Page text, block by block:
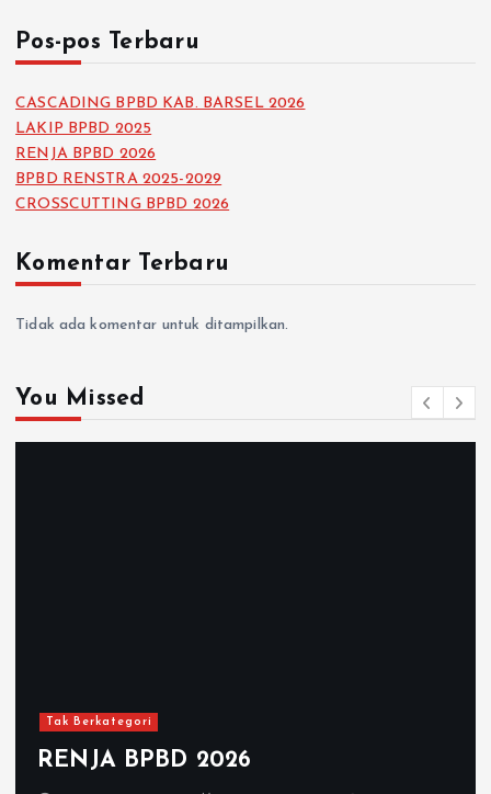
Pos-pos Terbaru
CASCADING BPBD KAB. BARSEL 2026
LAKIP BPBD 2025
RENJA BPBD 2026
BPBD RENSTRA 2025-2029
CROSSCUTTING BPBD 2026
Komentar Terbaru
Tidak ada komentar untuk ditampilkan.
You Missed
Tak Berkategori
BPBD RENSTRA 2025-2029